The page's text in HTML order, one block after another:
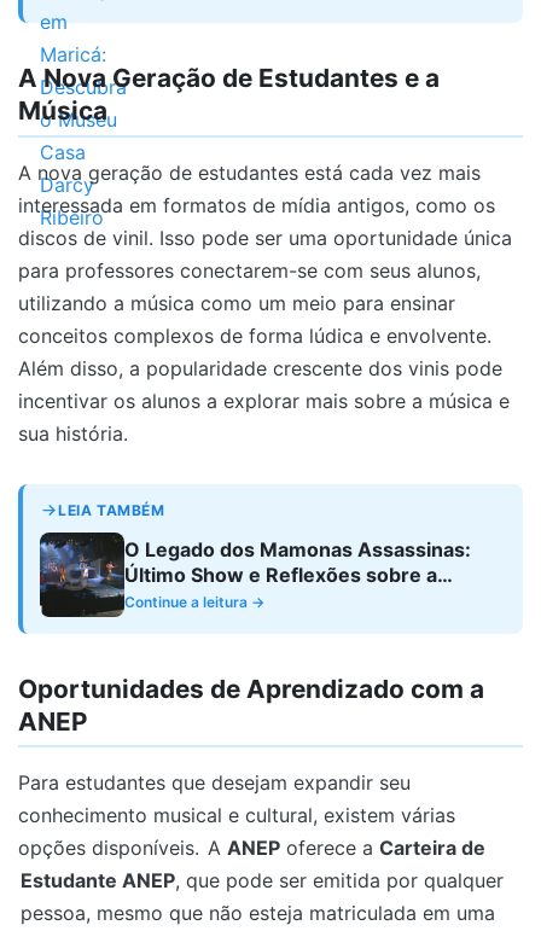
A Nova Geração de Estudantes e a
Música
A nova geração de estudantes está cada vez mais
interessada em formatos de mídia antigos, como os
discos de vinil. Isso pode ser uma oportunidade única
para professores conectarem-se com seus alunos,
utilizando a música como um meio para ensinar
conceitos complexos de forma lúdica e envolvente.
Além disso, a popularidade crescente dos vinis pode
incentivar os alunos a explorar mais sobre a música e
sua história.
LEIA TAMBÉM
O Legado dos Mamonas Assassinas:
Último Show e Reflexões sobre a
Cultura Brasileira
Continue a leitura →
Oportunidades de Aprendizado com a
ANEP
Para estudantes que desejam expandir seu
conhecimento musical e cultural, existem várias
opções disponíveis. A ANEP oferece a Carteira de
Estudante ANEP, que pode ser emitida por qualquer
pessoa, mesmo que não esteja matriculada em uma